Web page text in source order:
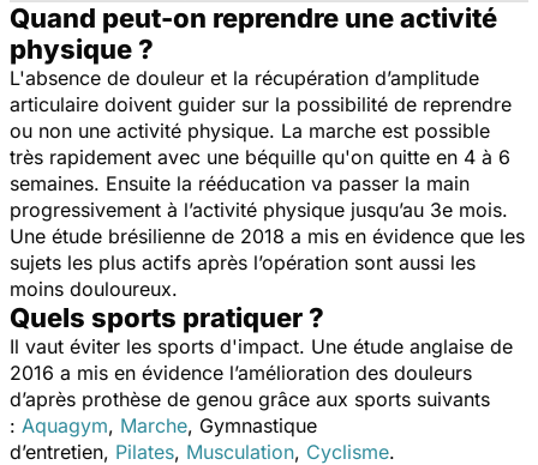
Quand peut-on reprendre une activité
physique ?
L'absence de douleur et la récupération d’amplitude
articulaire doivent guider sur la possibilité de reprendre
ou non une activité physique. La marche est possible
très rapidement avec une béquille qu'on quitte en 4 à 6
semaines. Ensuite la rééducation va passer la main
progressivement à l’activité physique jusqu’au 3e mois.
Une étude brésilienne de 2018 a mis en évidence que les
sujets les plus actifs après l’opération sont aussi les
moins douloureux.
Quels sports pratiquer ?
Il vaut éviter les sports d'impact. Une étude anglaise de
2016 a mis en évidence l’amélioration des douleurs
d’après prothèse de genou grâce aux sports suivants
: Aquagym, Marche, Gymnastique
d’entretien, Pilates, Musculation, Cyclisme.